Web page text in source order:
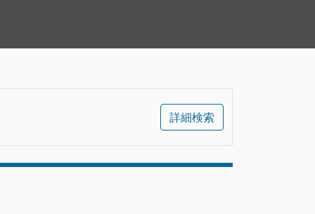
詳細検索